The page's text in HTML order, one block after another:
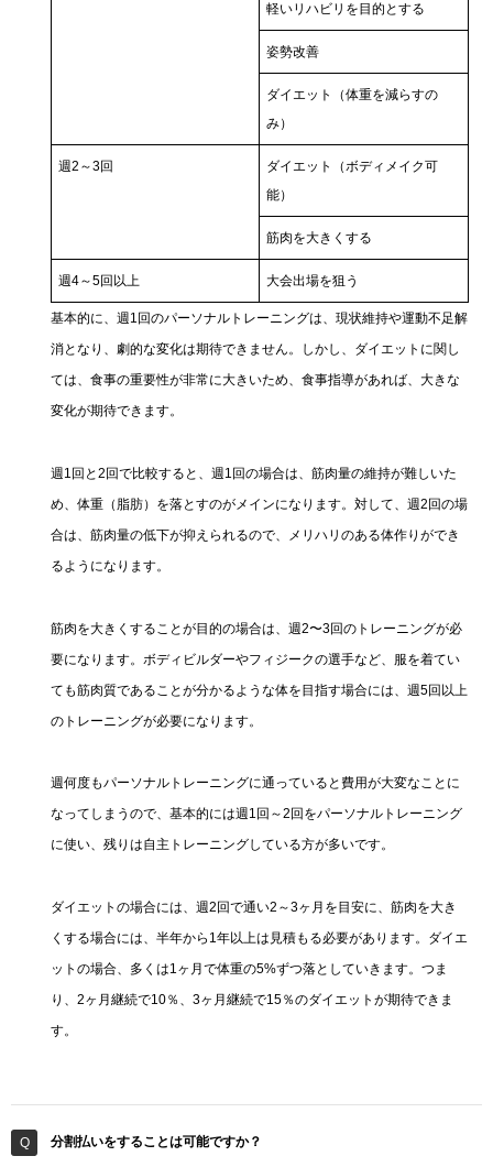
軽いリハビリを目的とする
姿勢改善
ダイエット（体重を減らすの
み）
週2～3回
ダイエット（ボディメイク可
能）
筋肉を大きくする
週4～5回以上 大会出場を狙う
基本的に、週1回のパーソナルトレーニングは、現状維持や運動不足解
消となり、劇的な変化は期待できません。しかし、ダイエットに関し
ては、食事の重要性が非常に大きいため、食事指導があれば、大きな
変化が期待できます。
週1回と2回で比較すると、週1回の場合は、筋肉量の維持が難しいた
め、体重（脂肪）を落とすのがメインになります。対して、週2回の場
合は、筋肉量の低下が抑えられるので、メリハリのある体作りができ
るようになります。
筋肉を大きくすることが目的の場合は、週2〜3回のトレーニングが必
要になります。ボディビルダーやフィジークの選手など、服を着てい
ても筋肉質であることが分かるような体を目指す場合には、週5回以上
のトレーニングが必要になります。
週何度もパーソナルトレーニングに通っていると費用が大変なことに
なってしまうので、基本的には週1回～2回をパーソナルトレーニング
に使い、残りは自主トレーニングしている方が多いです。
ダイエットの場合には、週2回で通い2～3ヶ月を目安に、筋肉を大き
くする場合には、半年から1年以上は見積もる必要があります。ダイエ
ットの場合、多くは1ヶ月で体重の5%ずつ落としていきます。つま
り、2ヶ月継続で10％、3ヶ月継続で15％のダイエットが期待できま
す。
分割払いをすることは可能ですか？